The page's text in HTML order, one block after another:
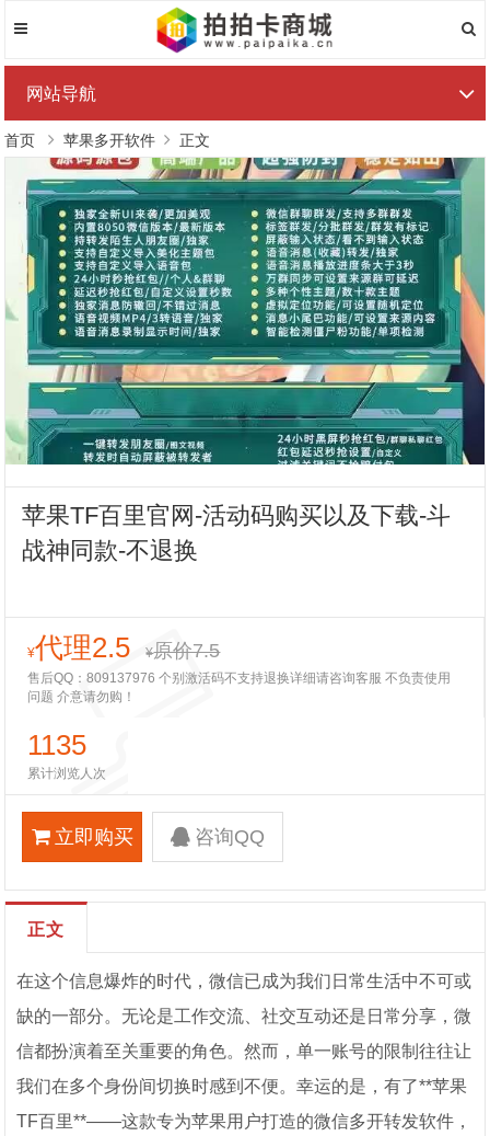
网站导航
首页 苹果多开软件 正文
苹果TF百里官网-活动码购买以及下载-斗
战神同款-不退换
¥代理2.5 ¥原价7.5
售后QQ：809137976 个别激活码不支持退换详细请咨询客服 不负责使用
问题 介意请勿购！
1135
累计浏览人次
立即购买 咨询QQ
正文
在这个信息爆炸的时代，微信已成为我们日常生活中不可或
缺的一部分。无论是工作交流、社交互动还是日常分享，微
信都扮演着至关重要的角色。然而，单一账号的限制往往让
我们在多个身份间切换时感到不便。幸运的是，有了**苹果
TF百里**——这款专为苹果用户打造的微信多开转发软件，